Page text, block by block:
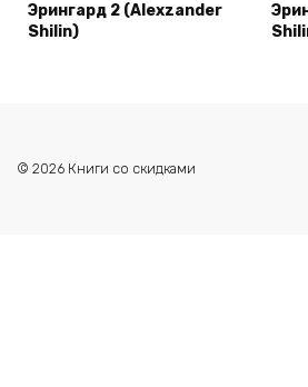
Эрингард 2 (Alexzander
Shilin)
© 2026 Книги со скидками